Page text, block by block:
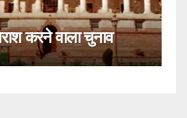
कहीं यह सीजेआई के खिलाफ
नहीं!